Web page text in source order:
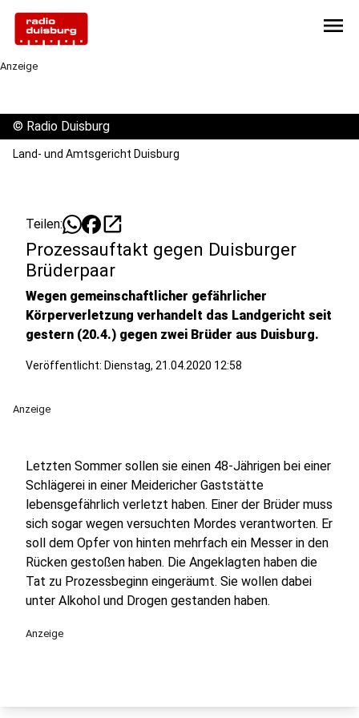
menu
Anzeige
© Radio Duisburg
Land- und Amtsgericht Duisburg
Teilen: open_in_new
Prozessauftakt gegen Duisburger
Brüderpaar
Wegen gemeinschaftlicher gefährlicher
Körperverletzung verhandelt das Landgericht seit
gestern (20.4.) gegen zwei Brüder aus Duisburg.
Veröffentlicht: Dienstag, 21.04.2020 12:58
Anzeige
Letzten Sommer sollen sie einen 48-Jährigen bei einer
Schlägerei in einer Meidericher Gaststätte
lebensgefährlich verletzt haben. Einer der Brüder muss
sich sogar wegen versuchten Mordes verantworten. Er
soll dem Opfer von hinten mehrfach ein Messer in den
Rücken gestoßen haben. Die Angeklagten haben die
Tat zu Prozessbeginn eingeräumt. Sie wollen dabei
unter Alkohol und Drogen gestanden haben.
Anzeige